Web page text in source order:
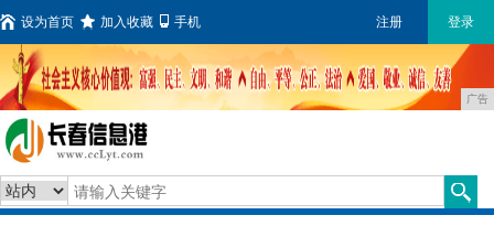
设为首页 加入收藏 手机 注册 登录
广告